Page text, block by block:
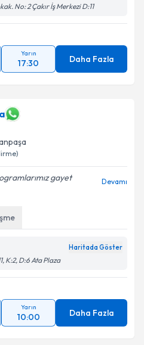
No: 2 Çakır İş Merkezi D:11
Yarın
17:30 Daha Fazla
gayet
Devamı
Haritada Göster
K:2, D:6 Ata Plaza
Yarın
10:00 Daha Fazla